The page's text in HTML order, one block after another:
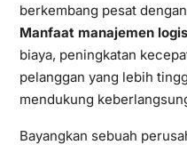
berkembang pesat
Manfaat manajemen
biaya, peningkatan
pelanggan yang lebih
mendukung
Bayangkan sebuah